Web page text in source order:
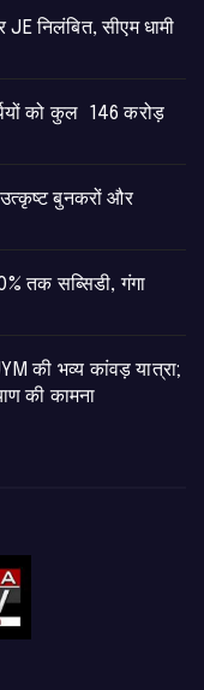
निलंबित, सीएम धामी
को कुल 146 करोड़
उत्कृष्ट बुनकरों और
तक सब्सिडी, गंगा
की भव्य कांवड़ यात्रा;
की कामना